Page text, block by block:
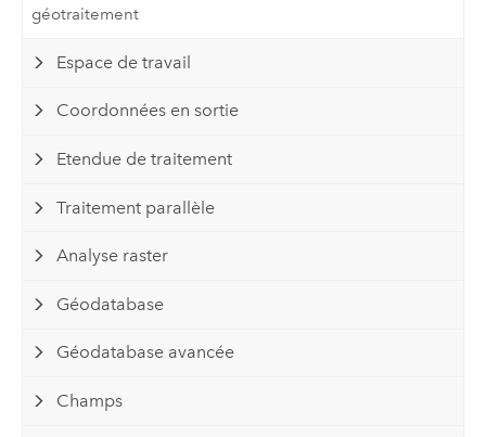
géotraitement
Espace de travail
Coordonnées en sortie
Etendue de traitement
Traitement parallèle
Analyse raster
Géodatabase
Géodatabase avancée
Champs